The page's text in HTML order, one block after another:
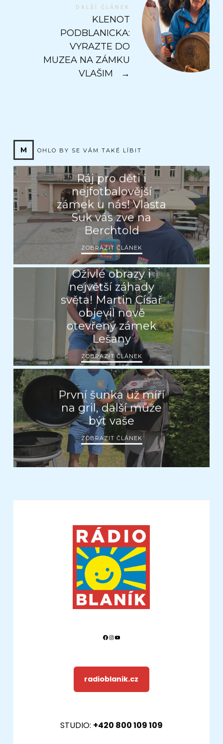
DALŠÍ ČLÁNEK
KLENOT
PODBLANICKA:
VYRAZTE DO
MUZEA NA ZÁMKU
VLAŠIM
→
M OHLO BY SE VÁM TAKÉ LÍBIT
Ráj pro děti i
nejfotbalovější
zámek u nás! Vlasta
Suk vás zve na
Berchtold
ZOBRAZIT ČLÁNEK
Oživlé obrazy i
největší záhady
světa! Martin Císař
objevil nově
otevřený zámek
Lešany
ZOBRAZIT ČLÁNEK
První šunka už míří
na gril, další může
být vaše
ZOBRAZIT ČLÁNEK
Facebook
Instagram
YouTube
radioblanik.cz
STUDIO: +420 800 109 109